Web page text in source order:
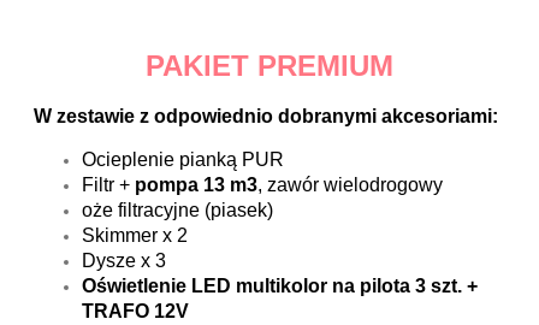
PAKIET PREMIUM
W zestawie z odpowiednio dobranymi akcesoriami:
Ocieplenie pianką PUR
Filtr + pompa 13 m3, zawór wielodrogowy
oże filtracyjne (piasek)
Skimmer x 2
Dysze x 3
Oświetlenie LED multikolor na pilota 3 szt. +
TRAFO 12V